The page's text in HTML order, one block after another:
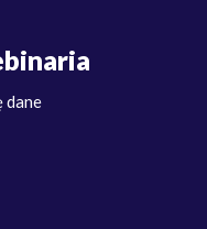
dane